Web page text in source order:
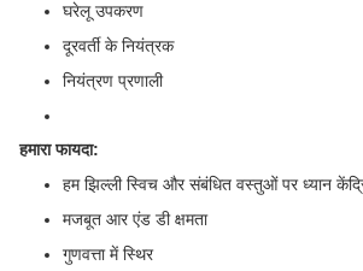
घरेलू उपकरण
दूरवर्ती के नियंत्रक
नियंत्रण प्रणाली
हमारा फायदा:
हम झिल्ली स्विच और संबंधित वस्तुओं पर ध्यान
मजबूत आर एंड डी क्षमता
गुणवत्ता में स्थिर